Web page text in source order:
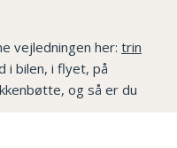
vejledningen her: trin
i bilen, i flyet, på
og så er du